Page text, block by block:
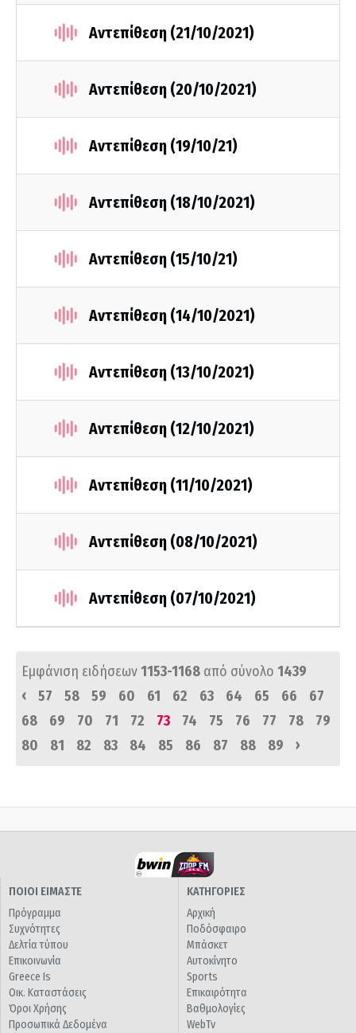
Αντεπίθεση (21/10/2021)
Αντεπίθεση (20/10/2021)
Αντεπίθεση (19/10/21)
Αντεπίθεση (18/10/2021)
Αντεπίθεση (15/10/21)
Αντεπίθεση (14/10/2021)
Αντεπίθεση (13/10/2021)
Αντεπίθεση (12/10/2021)
Αντεπίθεση (11/10/2021)
Αντεπίθεση (08/10/2021)
Αντεπίθεση (07/10/2021)
Εμφάνιση ειδήσεων1153-1168 από σύνολο 1439
‹
57 58 59 60 61 62 63 64 65 66
67
68
69 70 71 72 73 74 75 76 77 78
79
80
81 82 83 84 85 86 87 88 89 ›
ΠΟΙΟΙ ΕΙΜΑΣΤΕ
Πρόγραμμα
Συχνότητες
Δελτία τύπου
Επικοινωνία
Greece Is
Οικ. Καταστάσεις
Όροι Χρήσης
Προσωπικά Δεδομένα
ΚΑΤΗΓΟΡΙΕΣ
Αρχική
Ποδόσφαιρο
Μπάσκετ
Αυτοκίνητο
Sports
Επικαιρότητα
Βαθμολογίες
WebTv